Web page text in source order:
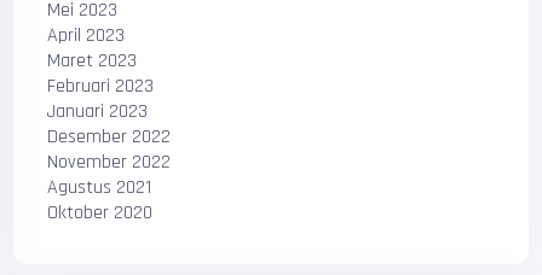
Mei 2023
April 2023
Maret 2023
Februari 2023
Januari 2023
Desember 2022
November 2022
Agustus 2021
Oktober 2020